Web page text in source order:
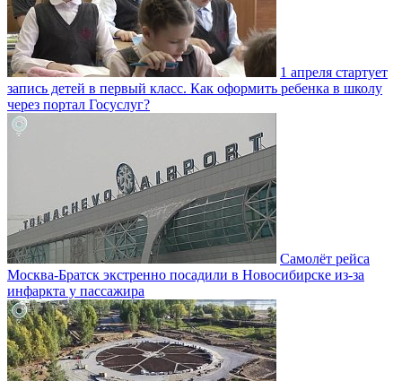
1 апреля стартует
запись детей в первый класс. Как оформить ребенка в школу
через портал Госуслуг?
Самолёт рейса
Москва-Братск экстренно посадили в Новосибирске из-за
инфаркта у пассажира